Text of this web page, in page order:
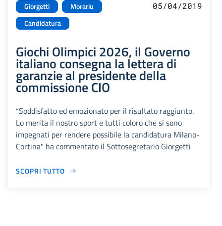
Giorgetti
Morariu
Candidatura
05/04/2019
Giochi Olimpici 2026, il Governo
italiano consegna la lettera di
garanzie al presidente della
commissione CIO
“Soddisfatto ed emozionato per il risultato raggiunto.
Lo merita il nostro sport e tutti coloro che si sono
impegnati per rendere possibile la candidatura Milano-
Cortina" ha commentato il Sottosegretario Giorgetti
SCOPRI TUTTO